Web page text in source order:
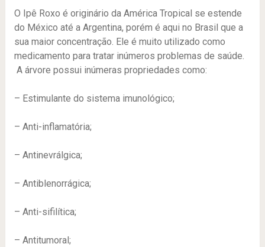
O Ipê Roxo é originário da América Tropical se estende
do México até a Argentina, porém é aqui no Brasil que a
sua maior concentração. Ele é muito utilizado como
medicamento para tratar inúmeros problemas de saúde.
A árvore possui inúmeras propriedades como:
– Estimulante do sistema imunológico;
– Anti-inflamatória;
– Antinevrálgica;
– Antiblenorrágica;
– Anti-sifilítica;
– Antitumoral;